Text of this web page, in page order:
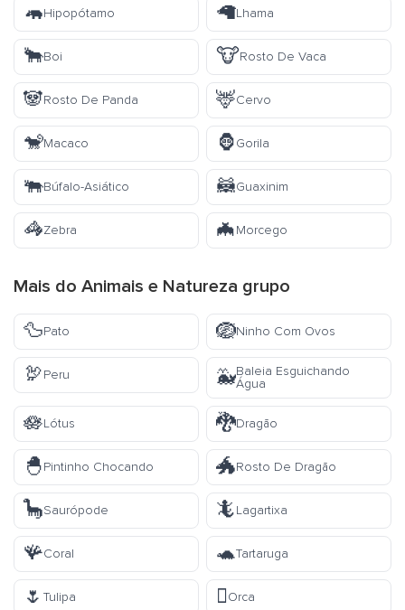
🦛Hipopótamo 🦙Lhama
🐂Boi 🐮Rosto De Vaca
🐼Rosto De Panda 🦌Cervo
🐒Macaco 🦍Gorila
🐃Búfalo-Asiático 🦝Guaxinim
🦓Zebra 🦇Morcego
Mais do Animais e Natureza grupo
🦆Pato 🪺Ninho Com Ovos
🦃Peru 🐳Baleia Esguichando
Água
🪷Lótus 🐉Dragão
🐣Pintinho Chocando 🐲Rosto De Dragão
🦕Saurópode 🦎Lagartixa
🪸Coral 🐢Tartaruga
🌷 Tulipa 🫍Orca